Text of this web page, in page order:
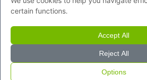
certain functions.
Accept All
Reject All
Options